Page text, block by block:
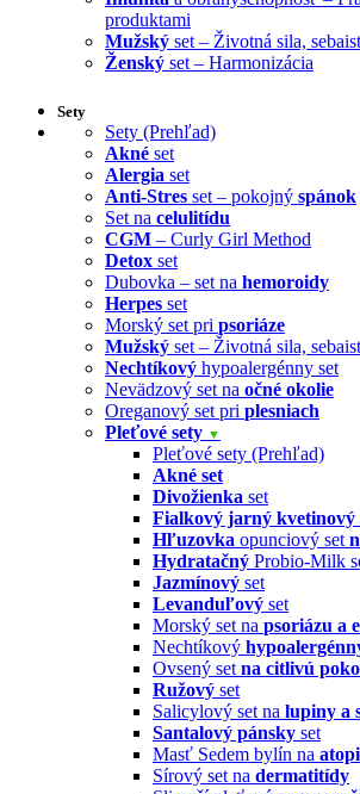
produktami
Mužský set – Životná sila,
Ženský set – Harmonizácia
Sety
Sety (Prehľad)
Akné set
Alergia set
Anti-Stres set – pokojný spánok
Set na celulitídu
CGM – Curly Girl Method
Detox set
Dubovka – set na hemoroidy
Herpes set
Morský set pri psoriáze
Mužský set – Životná sila,
Nechtíkový hypoalergénny set
Nevädzový set na očné okolie
Oreganový set pri plesniach
Pleťové sety ▼
Pleťové sety (Prehľad)
Akné set
Divožienka set
Fialkový jarný kvetinový
Hľuzovka opunciový set
Hydratačný Probio-Milk
Jazmínový set
Levanduľový set
Morský set na psoriázu a
Nechtíkový
Ovsený set na citlivú
Ružový set
Salicylový set na lupiny a
Santalový pánsky set
Masť Sedem bylín na
Sírový set na dermatitídy